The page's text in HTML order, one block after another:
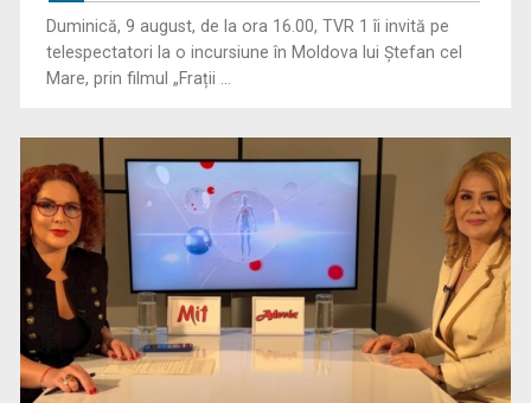
Federația SANITAS suspendă temporar greva generală din
sistemul sanitar
Duminică, 9 august, de la ora 16.00, TVR 1 îi invită pe
telespectatori la o incursiune în Moldova lui Ștefan cel
Mare, prin filmul „Frații ...